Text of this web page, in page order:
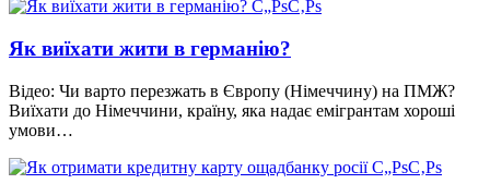
Як виїхати жити в германію?
Відео: Чи варто перезжать в Європу (Німеччину) на ПМЖ?
Виїхати до Німеччини, країну, яка надає емігрантам хороші
умови…